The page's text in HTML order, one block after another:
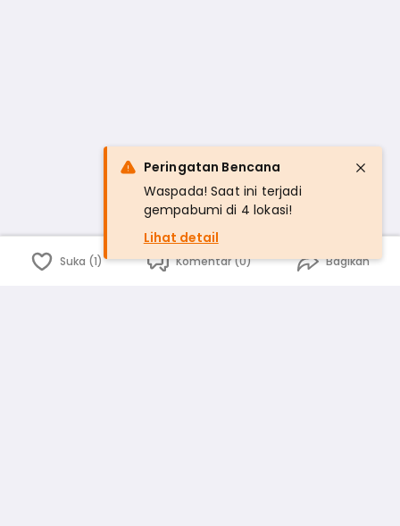
Suka (1) Komentar (0) Bagikan
Peringatan Bencana
Waspada! Saat ini terjadi
gempabumi di 4 lokasi!
Lihat detail